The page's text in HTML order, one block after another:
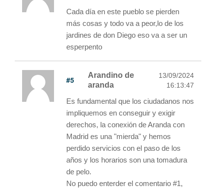
Cada día en este pueblo se pierden
más cosas y todo va a peor,lo de los
jardines de don Diego eso va a ser un
esperpento
#5
Arandino de
aranda
13/09/2024
16:13:47
Es fundamental que los ciudadanos nos
impliquemos en conseguir y exigir
derechos, la conexión de Aranda con
Madrid es una "mierda" y hemos
perdido servicios con el paso de los
años y los horarios son una tomadura
de pelo.
No puedo enterder el comentario #1,